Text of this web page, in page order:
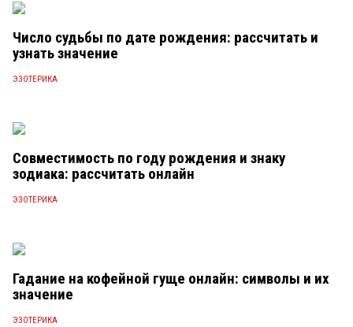
Число судьбы по дате рождения: рассчитать и
узнать значение
ЭЗОТЕРИКА
Совместимость по году рождения и знаку
зодиака: рассчитать онлайн
ЭЗОТЕРИКА
Гадание на кофейной гуще онлайн: символы и их
значение
ЭЗОТЕРИКА